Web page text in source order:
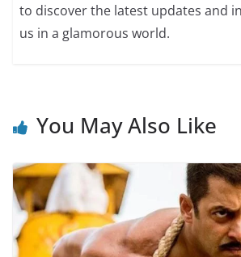
to discover the latest updates and
us in a glamorous world.
You May Also Like